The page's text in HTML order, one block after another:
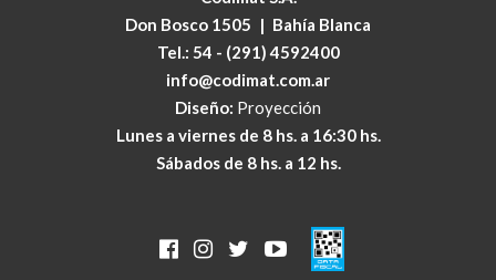
Don Bosco 1505 | Bahía Blanca
Tel.: 54 - (291) 4592400
info@codimat.com.ar
Diseño: Proyección
Lunes a viernes de 8 hs. a 16:30 hs.
Sábados de 8 hs. a 12 hs.